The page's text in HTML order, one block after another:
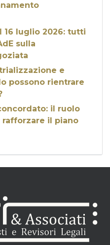
16 luglio 2026: tutti
sulla
e
possono rientrare
il ruolo
rafforzare il piano